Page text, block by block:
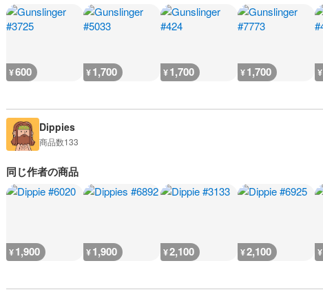
¥600 ¥1,700 ¥1,700 ¥1,700 ¥
Dippies
商品数133
同じ作者の商品
¥1,900 ¥1,900 ¥2,100 ¥2,100 ¥